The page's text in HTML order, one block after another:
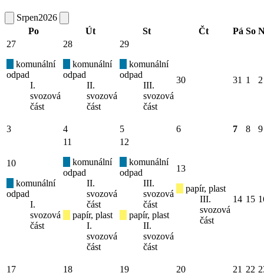
Srpen2026
Po
Út St Čt Pá So
27
komunální
odpad
I.
svozová
část
28
komunální
odpad
II.
svozová
část
29
komunální
odpad
III.
svozová
část
30 31 1 2
3 4 5 6 7 8 9
10
komunální
odpad
I.
svozová
část
11
komunální
odpad
II.
svozová
část
papír, plast
I.
svozová
část
12
komunální
odpad
III.
svozová
část
papír, plast
II.
svozová
část
13
papír, plast
III.
svozová
část
14 15
17 18 19 20 21 22